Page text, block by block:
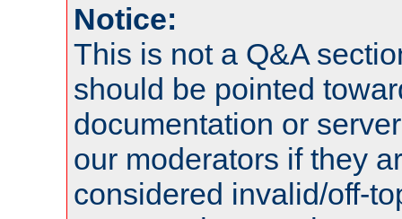
Notice:
This is not a Q&A
should be pointed
documentation or
our moderators if they
considered invalid/off-